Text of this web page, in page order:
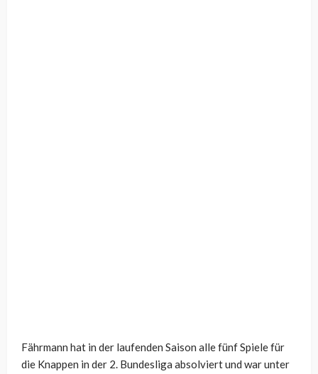
Fährmann hat in der laufenden Saison alle fünf Spiele für
die Knappen in der 2. Bundesliga absolviert und war unter